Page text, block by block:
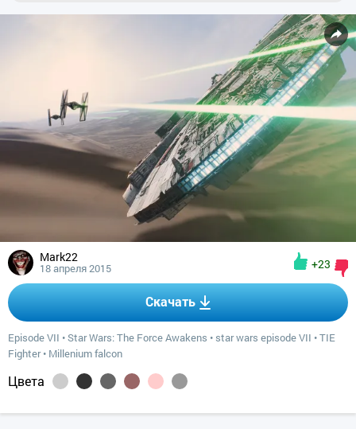
Mark22
18 апреля 2015 +23
Скачать
Episode VII •Star Wars: The Force Awakens • star wars episode VII •TIE
Fighter• Millenium falcon
Цвета